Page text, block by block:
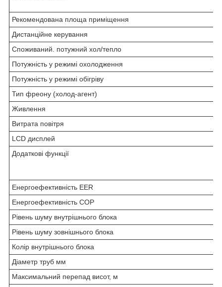
Рекомендована площа приміщення
Дистанційне керування
Споживаний. потужний хол/тепло
Потужність у режимі охолодження
Потужність у режимі обігріву
Тип фреону (холод-агент)
Живлення
Витрата повітря
LCD дисплей
Додаткові функції
Енергоефективність EER
Енергоефективність COP
Рівень шуму внутрішнього блока
Рівень шуму зовнішнього блока
Колір внутрішнього блока
Діаметр труб мм
Максимальний перепад висот, м